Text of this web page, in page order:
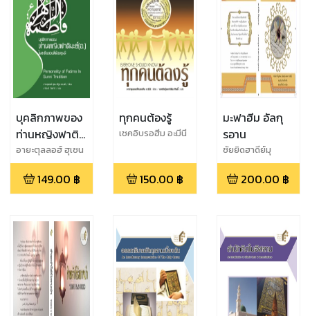
บุคลิกภาพของ
ท่านหญิงฟาติ
มะฮ์(อ.)
อายะตุลลอฮ์ ฮุเซน
ฟีรูซ ออบอดี
149.00 ฿
ทุกคนต้องรู้
เชคอิบรอฮีม อะมีนี
150.00 ฿
มะฟาฮีม อัลกุ
รอาน
ซัยยิดฮาดีย์มุ
ฮัดดิษ,ฮะมีดริฎอ
ศ็อฟฟาร ฮะรันดี ,อะ
บุลฟัฎล์ อัลลามี
200.00 ฿